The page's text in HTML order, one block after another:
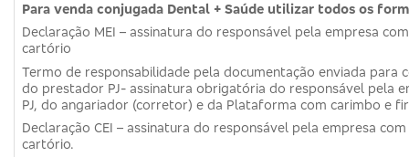
Para venda conjugada Dental + Saúde utilizar todos os
Declaração MEI – assinatura do responsável pela empresa
cartório
Termo de responsabilidade pela documentação enviada para
do prestador PJ- assinatura obrigatória do responsável pela
PJ, do angariador (corretor) e da Plataforma com carimbo e
Declaração CEI – assinatura do responsável pela empresa
cartório.